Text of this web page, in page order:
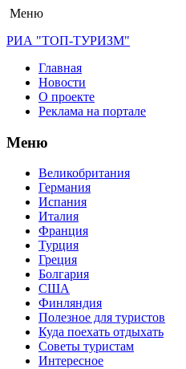
Меню
РИА "ТОП-ТУРИЗМ"
Главная
Новости
О проекте
Реклама на портале
Меню
Великобритания
Германия
Испания
Италия
Франция
Турция
Греция
Болгария
США
Финляндия
Полезное для туристов
Куда поехать отдыхать
Советы туристам
Интересное